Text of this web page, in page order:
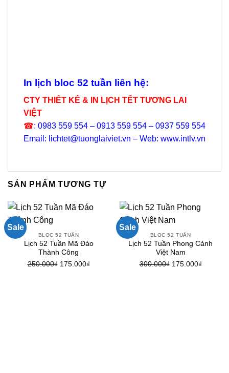
In lịch bloc 52 tuần liên hệ:
CTY THIẾT KẾ & IN LỊCH TẾT TƯƠNG LAI
VIỆT
☎: 0983 559 554 – 0913 559 554 – 0937 559 554
Email: lichtet@tuonglaiviet.vn – Web: www.intlv.vn
SẢN PHẨM TƯƠNG TỰ
Sale
BLOC 52 TUẦN
Lịch 52 Tuần Mã Đáo
Thành Công
250.000₫ Giá
175.000₫
Sale
BLOC 52 TUẦN
Lịch 52 Tuần Phong Cảnh
Việt Nam
300.000₫ Giá
175.000₫